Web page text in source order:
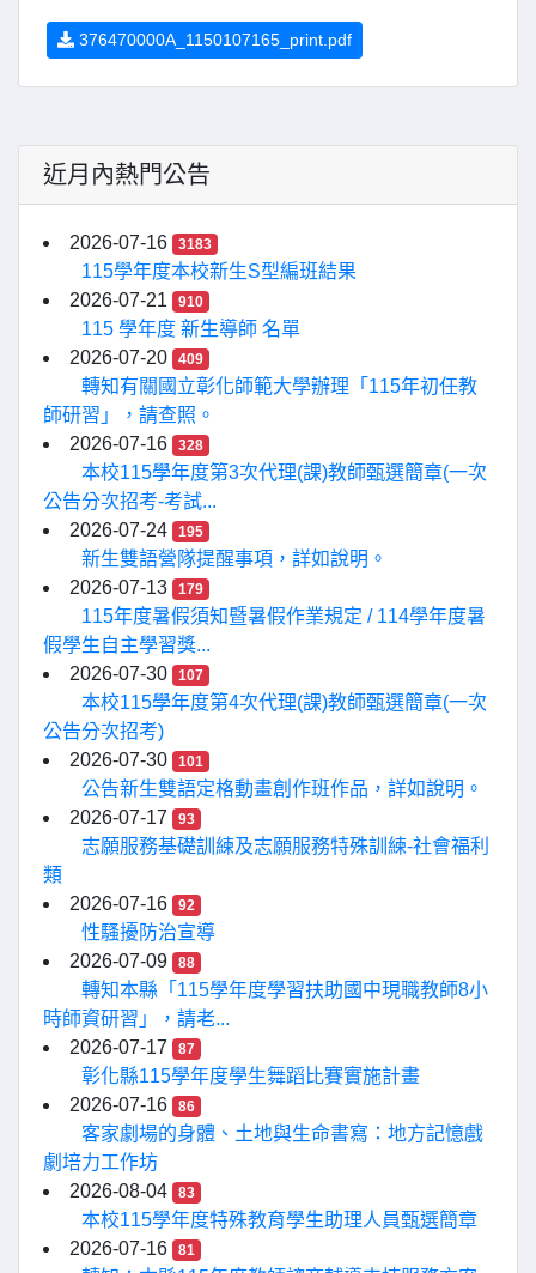
376470000A_1150107165_print.pdf
近月內熱門公告
2026-07-16 3183
115學年度本校新生S型編班結果
2026-07-21
910
115 學年度 新生導師 名單
2026-07-20
409
轉知有關國立彰化師範大學辦理「115年初任教
師研習」，請查照。
2026-07-16
328
本校115學年度第3次代理(課)教師甄選簡章(一次
公告分次招考-考試...
2026-07-24
195
新生雙語營隊提醒事項，詳如說明。
2026-07-13
179
115年度暑假須知暨暑假作業規定 / 114學年度暑
假學生自主學習獎...
2026-07-30
107
本校115學年度第4次代理(課)教師甄選簡章(一次
公告分次招考)
2026-07-30
101
公告新生雙語定格動畫創作班作品，詳如說明。
2026-07-17
93
志願服務基礎訓練及志願服務特殊訓練-社會福利
類
2026-07-16
92
性騷擾防治宣導
2026-07-09
88
轉知本縣「115學年度學習扶助國中現職教師8小
時師資研習」，請老...
2026-07-17
87
彰化縣115學年度學生舞蹈比賽實施計畫
2026-07-16
86
客家劇場的身體、土地與生命書寫：地方記憶戲
劇培力工作坊
2026-08-04
83
本校115學年度特殊教育學生助理人員甄選簡章
2026-07-16
81